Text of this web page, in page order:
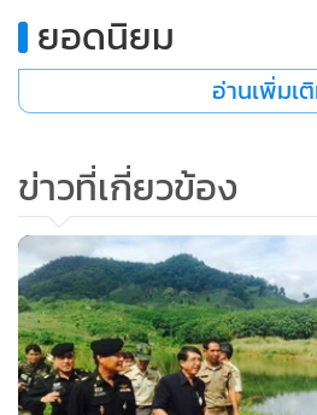
เมตร เพื่ออำนวยความสะดวกในการ
ซึ่ง นายโกมินทร์ อินมะดัน นายก อบต.
ร้องทุกข์ต่อพนักงานสอบสวนเพื่อดำ
ในส่วนของเจ้าท่าภูมิภาค ลงพื้นที่ตร
ผิดในการนำน้ำเสียทิ้งลงในลำน้ำมูลแ
หน้าที่ได้ทำการตรวจยึดรถแบ็กโฮอี
กิจการไว้ก่อน
อ่านเพิ่มเ
ข่าวที่เกี่ยวข้อง